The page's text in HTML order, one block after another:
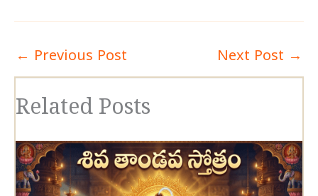
← Previous Post Next Post →
Related Posts